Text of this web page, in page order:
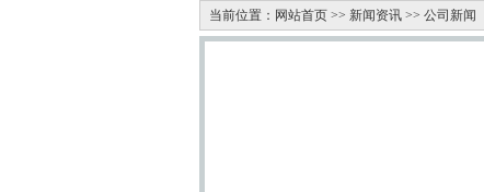
当前位置： 网站首页 >> 新闻资讯 >> 公司新闻